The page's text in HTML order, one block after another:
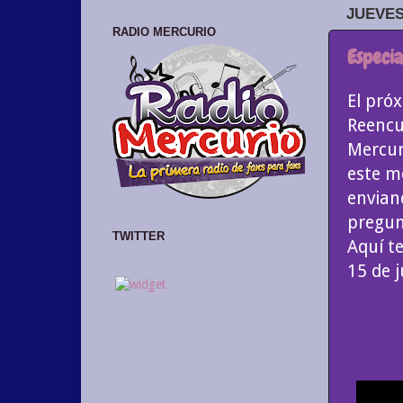
El
este
Aquí
15 de
RADIO MERCURIO
TWITTER